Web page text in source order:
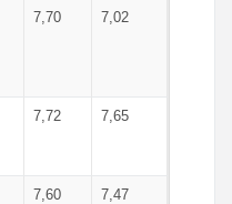
7,70 7,02
7,72 7,65
7,60 7,47